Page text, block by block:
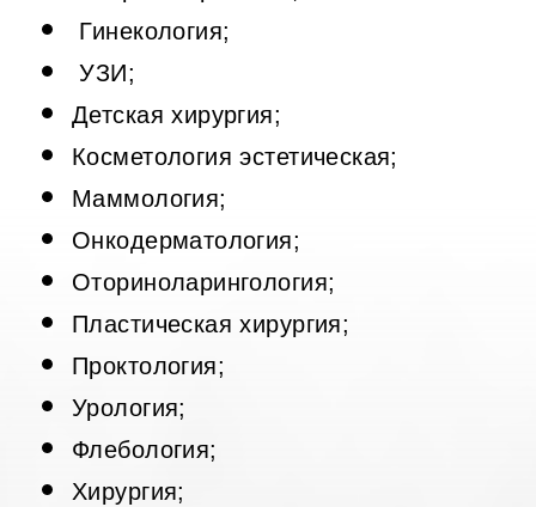
Гинекология;
УЗИ;
Детская хирургия;
Косметология эстетическая;
Маммология;
Онкодерматология;
Оториноларингология;
Пластическая хирургия;
Проктология;
Урология;
Флебология;
Хирургия;